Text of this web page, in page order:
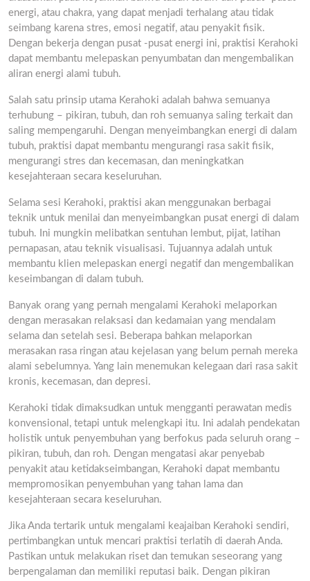
energi, atau chakra, yang dapat menjadi terhalang atau tidak
seimbang karena stres, emosi negatif, atau penyakit fisik.
Dengan bekerja dengan pusat -pusat energi ini, praktisi Kerahoki
dapat membantu melepaskan penyumbatan dan mengembalikan
aliran energi alami tubuh.
Salah satu prinsip utama Kerahoki adalah bahwa semuanya
terhubung – pikiran, tubuh, dan roh semuanya saling terkait dan
saling mempengaruhi. Dengan menyeimbangkan energi di dalam
tubuh, praktisi dapat membantu mengurangi rasa sakit fisik,
mengurangi stres dan kecemasan, dan meningkatkan
kesejahteraan secara keseluruhan.
Selama sesi Kerahoki, praktisi akan menggunakan berbagai
teknik untuk menilai dan menyeimbangkan pusat energi di dalam
tubuh. Ini mungkin melibatkan sentuhan lembut, pijat, latihan
pernapasan, atau teknik visualisasi. Tujuannya adalah untuk
membantu klien melepaskan energi negatif dan mengembalikan
keseimbangan di dalam tubuh.
Banyak orang yang pernah mengalami Kerahoki melaporkan
dengan merasakan relaksasi dan kedamaian yang mendalam
selama dan setelah sesi. Beberapa bahkan melaporkan
merasakan rasa ringan atau kejelasan yang belum pernah mereka
alami sebelumnya. Yang lain menemukan kelegaan dari rasa sakit
kronis, kecemasan, dan depresi.
Kerahoki tidak dimaksudkan untuk mengganti perawatan medis
konvensional, tetapi untuk melengkapi itu. Ini adalah pendekatan
holistik untuk penyembuhan yang berfokus pada seluruh orang –
pikiran, tubuh, dan roh. Dengan mengatasi akar penyebab
penyakit atau ketidakseimbangan, Kerahoki dapat membantu
mempromosikan penyembuhan yang tahan lama dan
kesejahteraan secara keseluruhan.
Jika Anda tertarik untuk mengalami keajaiban Kerahoki sendiri,
pertimbangkan untuk mencari praktisi terlatih di daerah Anda.
Pastikan untuk melakukan riset dan temukan seseorang yang
berpengalaman dan memiliki reputasi baik. Dengan pikiran